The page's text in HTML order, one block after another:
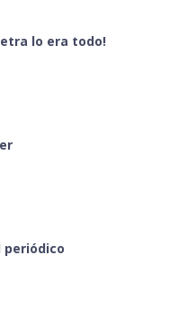
lo era todo!
periódico